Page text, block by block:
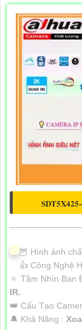
🦉 Hình ảnh
👍 Công Nghệ
🔅 Tầm Nhìn Ban
IR.
👑 Cấu Tạo
️🔔 Khả Năng :